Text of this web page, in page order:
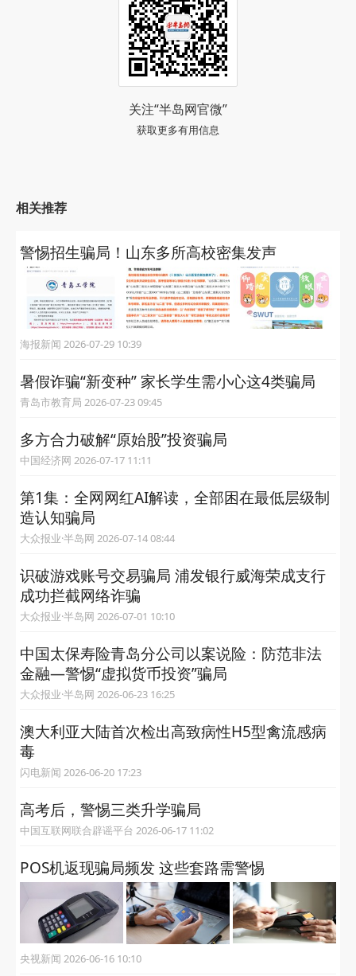
关注“半岛网官微”
获取更多有用信息
相关推荐
警惕招生骗局！山东多所高校密集发声
海报新闻 2026-07-29 10:39
暑假诈骗“新变种” 家长学生需小心这4类骗局
青岛市教育局 2026-07-23 09:45
多方合力破解“原始股”投资骗局
中国经济网 2026-07-17 11:11
第1集：全网网红AI解读，全部困在最低层级制
造认知骗局
大众报业·半岛网 2026-07-14 08:44
识破游戏账号交易骗局 浦发银行威海荣成支行
成功拦截网络诈骗
大众报业·半岛网 2026-07-01 10:10
中国太保寿险青岛分公司以案说险：防范非法
金融—警惕“虚拟货币投资”骗局
大众报业·半岛网 2026-06-23 16:25
澳大利亚大陆首次检出高致病性H5型禽流感病
毒
闪电新闻 2026-06-20 17:23
高考后，警惕三类升学骗局
中国互联网联合辟谣平台 2026-06-17 11:02
POS机返现骗局频发 这些套路需警惕
央视新闻 2026-06-16 10:10